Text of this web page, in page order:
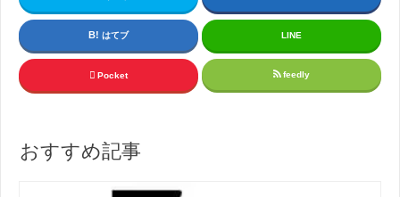
はてブ LINE
Pocket feedly
おすすめ記事